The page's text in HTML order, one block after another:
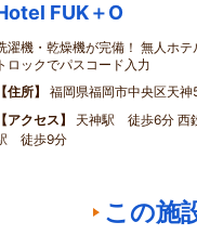
FUK＋O
濯機・乾燥機が完備！ 無人ホ
トロックでパスコード入力
住所
福岡県福岡市中央区天
アクセス
天神駅 徒歩6分 西
徒歩9分
この施